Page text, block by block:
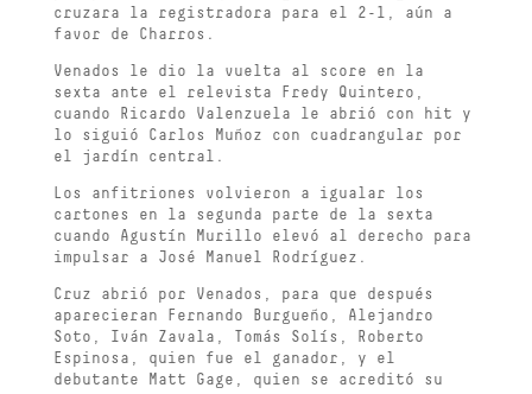
cruzara la registradora para el 2-1, aún a
favor de Charros.
Venados le dio la vuelta al score en la
sexta ante el relevista Fredy Quintero,
cuando Ricardo Valenzuela le abrió con hit y
lo siguió Carlos Muñoz con cuadrangular por
el jardín central.
Los anfitriones volvieron a igualar los
cartones en la segunda parte de la sexta
cuando Agustín Murillo elevó al derecho para
impulsar a José Manuel Rodríguez.
Cruz abrió por Venados, para que después
aparecieran Fernando Burgueño, Alejandro
Soto, Iván Zavala, Tomás Solís, Roberto
Espinosa, quien fue el ganador, y el
debutante Matt Gage, quien se acreditó su